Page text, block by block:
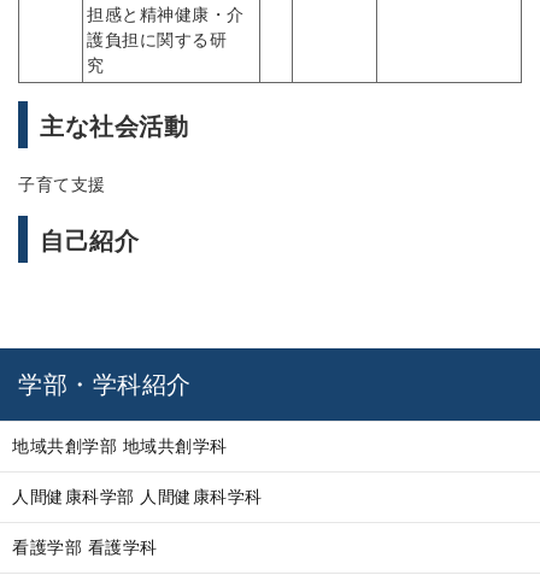
担感と精神健康・介
護負担に関する研
究
主な社会活動
子育て支援
自己紹介
学部・学科紹介
地域共創学部 地域共創学科
人間健康科学部 人間健康科学科
看護学部 看護学科